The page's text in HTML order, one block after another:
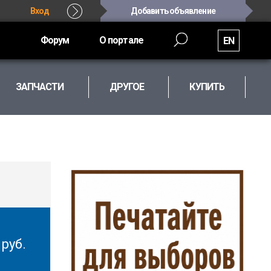
Вход Добавить объявление
Форум О портале EN
ЗАПЧАСТИ ДРУГОЕ КУПИТЬ
руб.